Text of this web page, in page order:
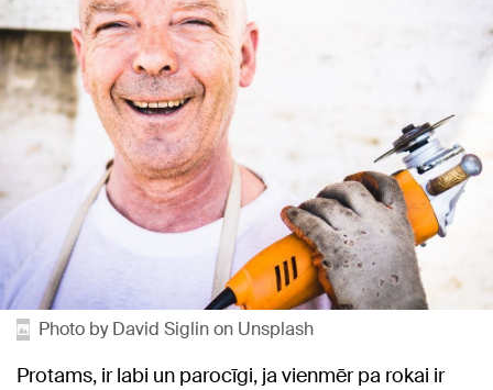
Photo by David Siglin on Unsplash
Protams, ir labi un parocīgi, ja vienmēr pa rokai ir